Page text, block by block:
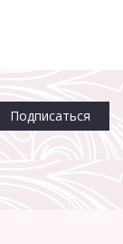
Подписаться